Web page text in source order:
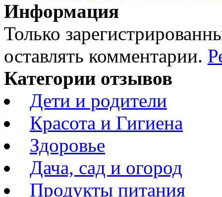
Информация
Только
оставлять комментарии.
Категории отзывов
Дети и родители
Красота и Гигиена
Здоровье
Дача, сад и огород
Продукты питания